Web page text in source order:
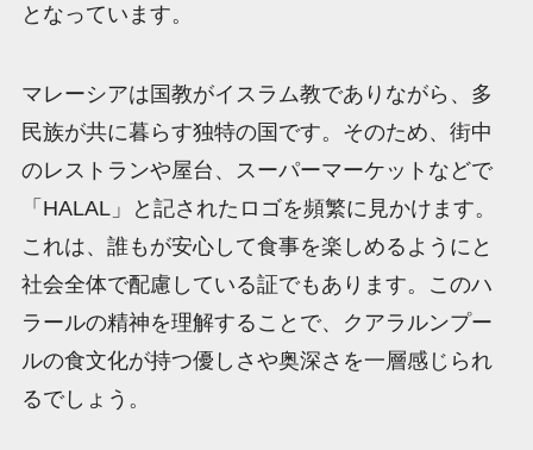
となっています。
マレーシアは国教がイスラム教でありながら、多
民族が共に暮らす独特の国です。そのため、街中
のレストランや屋台、スーパーマーケットなどで
「HALAL」と記されたロゴを頻繁に見かけます。
これは、誰もが安心して食事を楽しめるようにと
社会全体で配慮している証でもあります。このハ
ラールの精神を理解することで、クアラルンプー
ルの食文化が持つ優しさや奥深さを一層感じられ
るでしょう。